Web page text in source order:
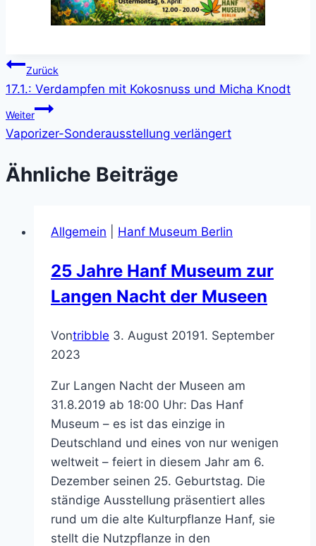
Beitragsnavigation
Zurück
17.1.: Verdampfen mit Kokosnuss und Micha Knodt
Weiter
Vaporizer-Sonderausstellung verlängert
Ähnliche Beiträge
Allgemein Hanf Museum Berlin
25 Jahre Hanf Museum zur
Langen Nacht der Museen
Vontribble 3. August 20191. September
2023
Zur Langen Nacht der Museen am
31.8.2019 ab 18:00 Uhr: Das Hanf
Museum – es ist das einzige in
Deutschland und eines von nur wenigen
weltweit – feiert in diesem Jahr am 6.
Dezember seinen 25. Geburtstag. Die
ständige Ausstellung präsentiert alles
rund um die alte Kulturpflanze Hanf, sie
stellt die Nutzpflanze in den